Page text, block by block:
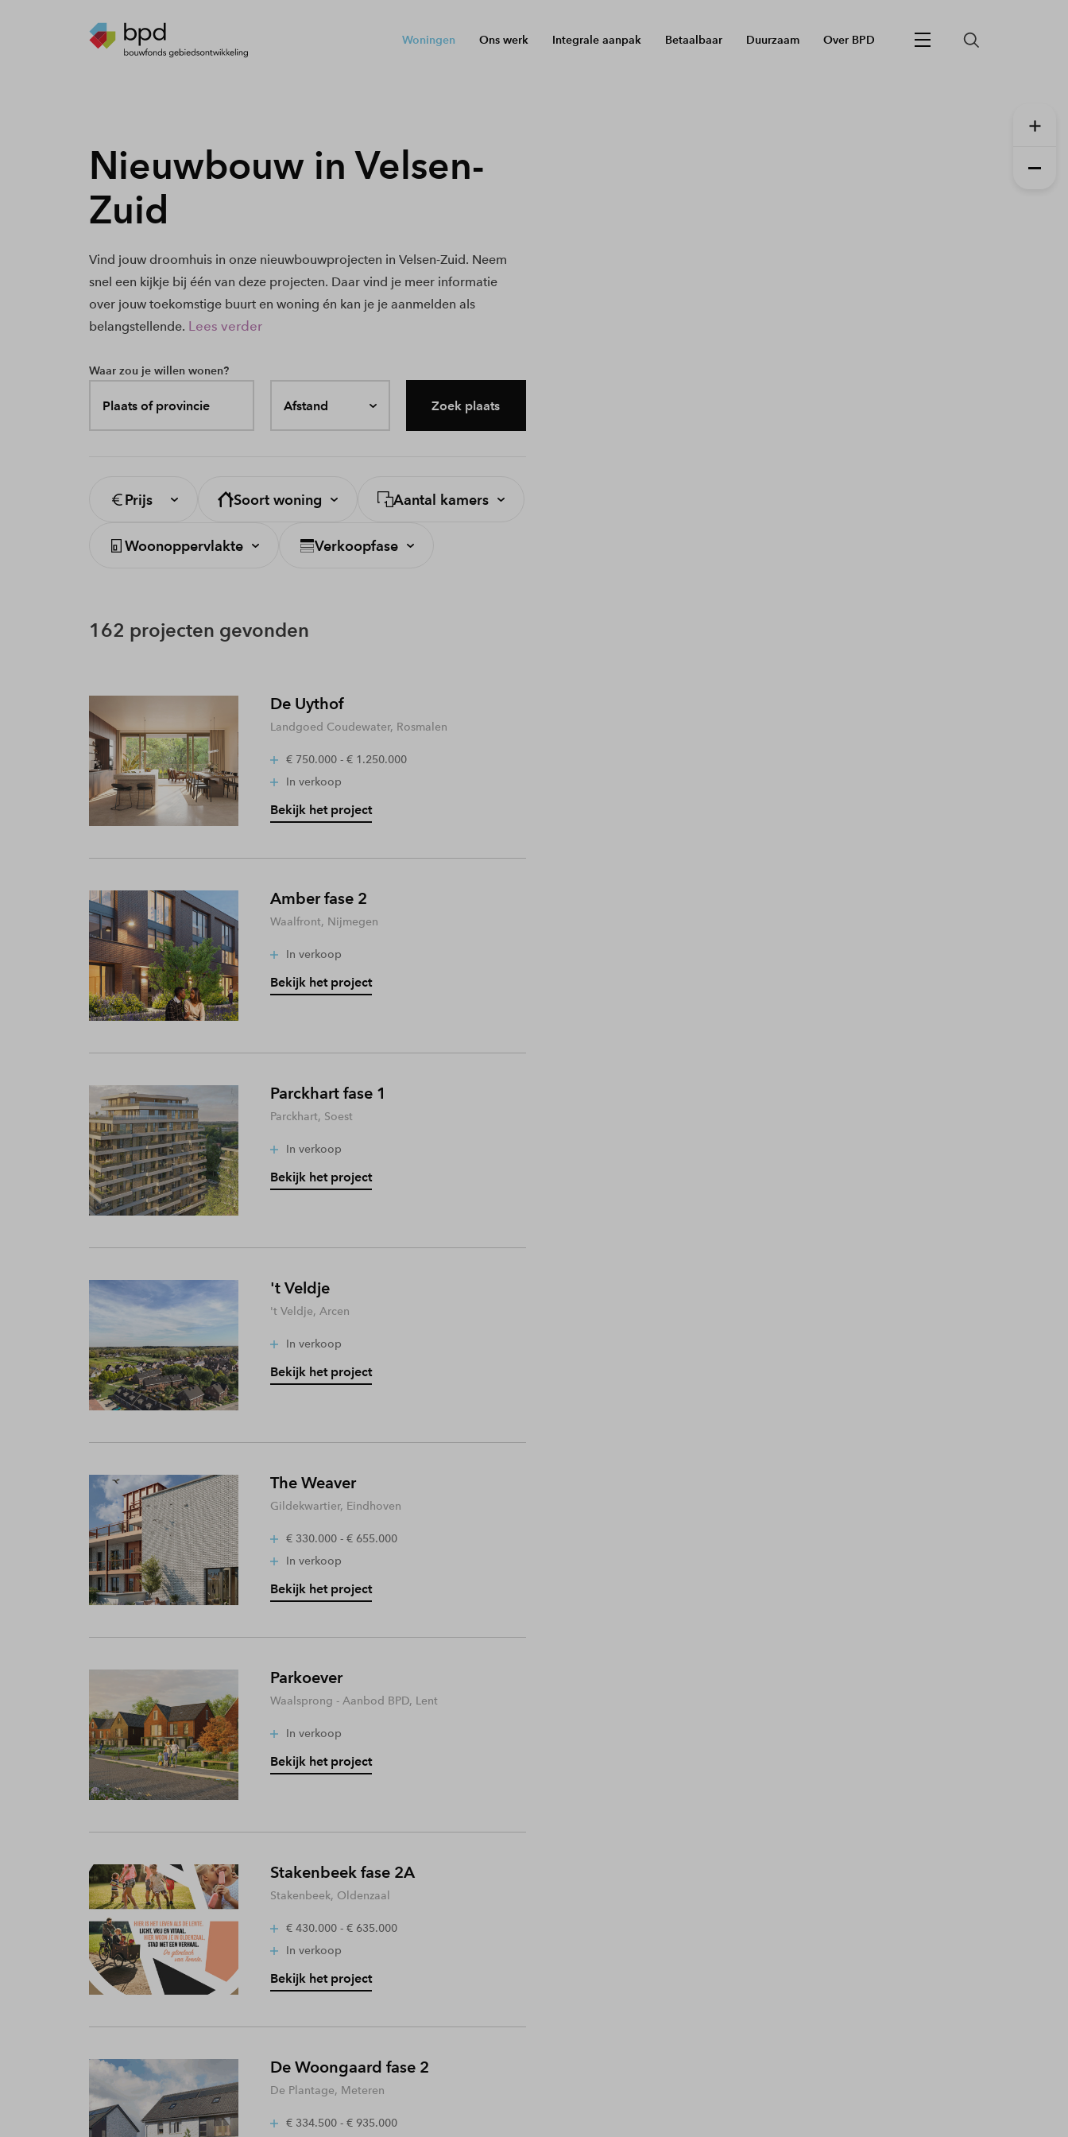
Woningen Ons werk Integrale aanpak Betaalbaar Duurzaam Over BPD
Nieuwbouw in Velsen-
Zuid
Vind jouw droomhuis in onze nieuwbouwprojecten in Velsen-Zuid. Neem
snel een kijkje bij één van deze projecten. Daar vind je meer informatie
over jouw toekomstige buurt en woning én kan je je aanmelden als
belangstellende. Lees verder
Waar zou je willen wonen?
Plaats of provincie Afstand Zoek plaats
Prijs Soort woning Aantal kamers
Woonoppervlakte Verkoopfase
162 projecten gevonden
De Uythof
Landgoed Coudewater, Rosmalen
€ 750.000 - € 1.250.000
In verkoop
Bekijk het project
Amber fase 2
Waalfront, Nijmegen
In verkoop
Bekijk het project
Parckhart fase 1
Parckhart, Soest
In verkoop
Bekijk het project
't Veldje
't Veldje, Arcen
In verkoop
Bekijk het project
The Weaver
Gildekwartier, Eindhoven
€ 330.000 - € 655.000
In verkoop
Bekijk het project
Parkoever
Waalsprong - Aanbod BPD, Lent
In verkoop
Bekijk het project
Stakenbeek fase 2A
Stakenbeek, Oldenzaal
€ 430.000 - € 635.000
In verkoop
Bekijk het project
De Woongaard fase 2
De Plantage, Meteren
€ 334.500 - € 935.000